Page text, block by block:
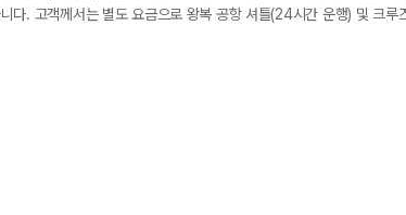
. 고객께서는 별도 요금으로 왕복 공항 셔틀(24시간 운행) 및 크루